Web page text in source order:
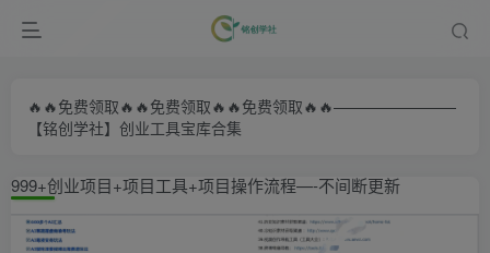
🔥🔥免费领取🔥🔥免费领取🔥🔥免费领取🔥🔥————————
【铭创学社】创业工具宝库合集
999+创业项目+项目工具+项目操作流程—-不间断更新